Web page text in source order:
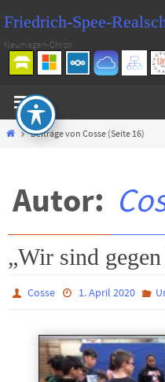
Inhalt
springen
Friedrich-Spee-
Neumagen-Dhron
StartBeiträge von Cosse (Seite 16)
Autor:
„Wir sind
Cosse 1. April 2020